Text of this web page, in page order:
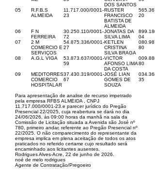
DOS SANTOS
05
R.F.B.S
ALMEIDA
11.717.000/0001-
23
RUSTER
FRANCISCO
BATISTA DE
ALMEIDA
20
06
F N
FERREIRA
30.250.110/0001-
72
JONATAS DA
SILVA LIMA
04
07
2 M
COMERCIO E
SERVIÇOS
54.875.336/0001-
27
KETLEN
CRISTINA
SILVA BRAGA
80
08
A.G.L VIGA 53.873.637/0001-
59
VICTOR
AFONSO LIMA
DA COSTA
80
09
MEDITORRES
COMERCIO
HOSPITALAR
37.430.319/0001-
67
JOSÉ LIAN
GOMES DE
SOUZA
35
Para apresentação de analise de recurso impetrado
pela empresa RFBS ALMEIDA , CNPJ
11.717.000/0001-23.e parecer jurídico do Pregão
Presencial 22/2025, cuja reabertura se dará no dia
24/06/2026, às 09:00 horas da manhã na sala da
Comissão de Licitação situada a Avenida são José nº
780, primeiro andar, referente ao Pregão Presencial nº
22/2025. O não comparecimento do representante da
empresa implica em plena aceitação de todos os atos
praticados no referido certame cujo resultado será
encaminhado aos licitantes ausentes.
Rodrigues Alves-Acre, 22 de junho de 2026.
noé de melo rodrigues
Agente de Contratação/Pregoeiro